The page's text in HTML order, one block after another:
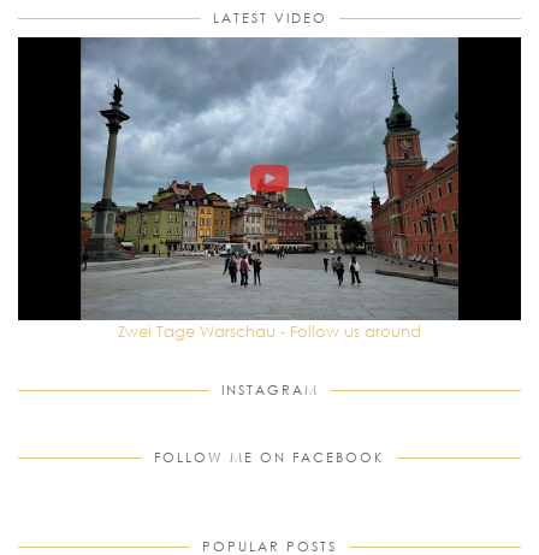
LATEST VIDEO
Zwei Tage Warschau - Follow us around
INSTAGRAM
FOLLOW ME ON FACEBOOK
POPULAR POSTS